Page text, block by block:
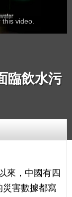
video.
臨飲水污
來，中國有四
害數據都寫